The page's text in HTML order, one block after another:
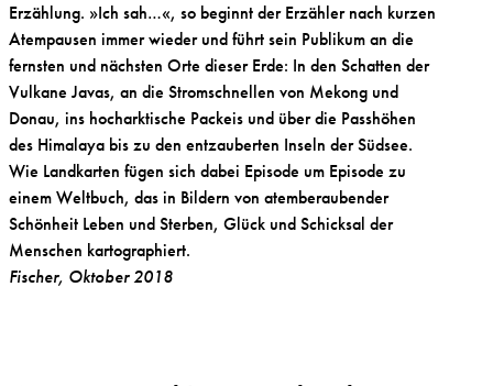
Erzählung. »Ich sah…«, so beginnt der Erzähler nach kurzen
Atempausen immer wieder und führt sein Publikum an die
fernsten und nächsten Orte dieser Erde: In den Schatten der
Vulkane Javas, an die Stromschnellen von Mekong und
Donau, ins hocharktische Packeis und über die Passhöhen
des Himalaya bis zu den entzauberten Inseln der Südsee.
Wie Landkarten fügen sich dabei Episode um Episode zu
einem Weltbuch, das in Bildern von atemberaubender
Schönheit Leben und Sterben, Glück und Schicksal der
Menschen kartographiert.
Fischer, Oktober 2018